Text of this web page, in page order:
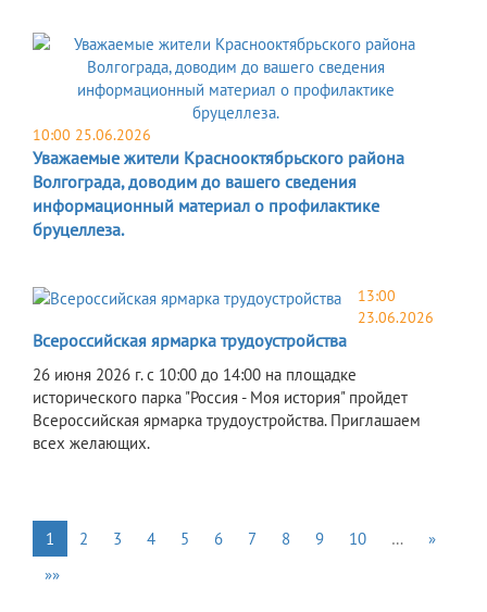
10:00 25.06.2026
Уважаемые жители Краснооктябрьского района
Волгограда, доводим до вашего сведения
информационный материал о профилактике
бруцеллеза.
13:00
23.06.2026
Всероссийская ярмарка трудоустройства
26 июня 2026 г. с 10:00 до 14:00 на площадке
исторического парка "Россия - Моя история" пройдет
Всероссийская ярмарка трудоустройства. Приглашаем
всех желающих.
1 2 3 4 5 6 7 8 9 10 …
»
»»